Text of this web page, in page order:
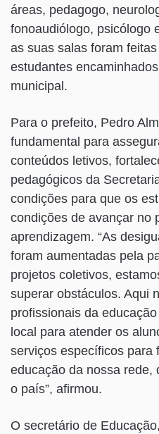
áreas, pedagogo,
fonoaudiólogo, psicólogo
as suas salas foram
estudantes
municipal.
Para o prefeito, Pedro
fundamental para
conteúdos letivos,
pedagógicos da
condições para que os
condições de avançar no
aprendizagem. “As
foram aumentadas pela
projetos coletivos,
superar obstáculos. Aqui
profissionais da
local para atender os
serviços específicos para
educação da nossa rede,
o país”, afirmou.
O secretário de